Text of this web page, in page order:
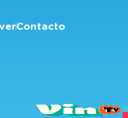
Contacto